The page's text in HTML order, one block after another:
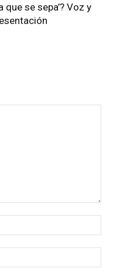
que se sepa’? Voz y